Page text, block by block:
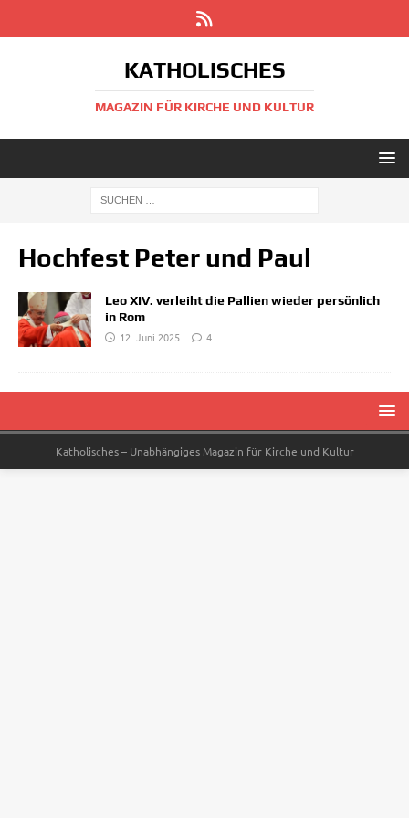
KATHOLISCHES
MAGAZIN FÜR KIRCHE UND KULTUR
Hochfest Peter und Paul
Leo XIV. verleiht die Pallien wieder persönlich
in Rom
12. Juni 2025
4
Katholisches – Unabhängiges Magazin für Kirche und Kultur